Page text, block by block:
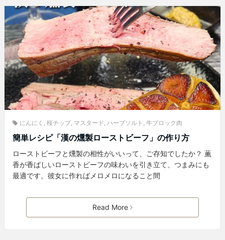
にんにく , 桜チップ, マスタード , ハーブソルト , 牛ブロック肉
簡単レシピ「漢の燻製ローストビーフ」の作り方
ローストビーフと燻製の相性がいいって、ご存知でしたか？ 薫
香が香ばしいローストビーフの味わいを引き立て、つまみにも
最適です。彼女に作ればメロメロになること間
Read More